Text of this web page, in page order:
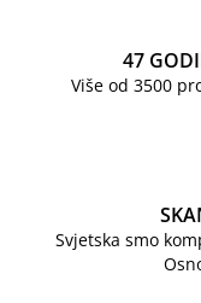
47
Više od 3500
Svjetska smo